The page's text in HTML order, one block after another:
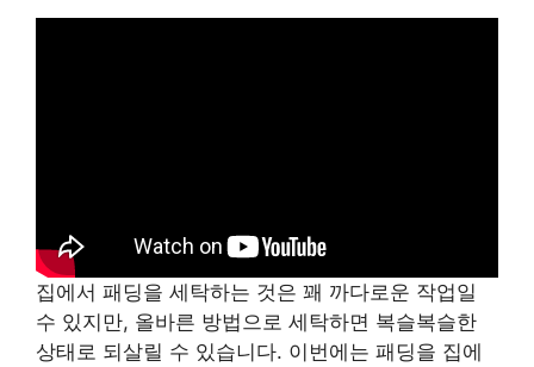
집에서 패딩을 세탁하는 것은 꽤 까다로운 작업일
수 있지만, 올바른 방법으로 세탁하면 복슬복슬한
상태로 되살릴 수 있습니다. 이번에는 패딩을 집에